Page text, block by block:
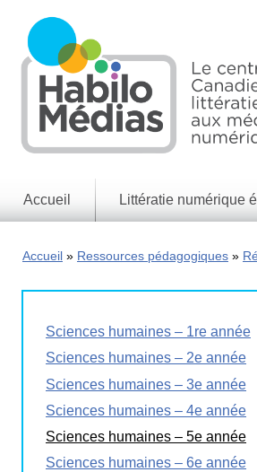
main
content
Accueil Littératie numérique
générales
des
Enjeux
Jeux
éducatifs
La
Semaine
éducation
médias
Accueil Ressources pédagogiques
Sciences humaines – 1re année
Sciences humaines – 2e année
Sciences humaines – 3e année
Sciences humaines – 4e année
Sciences humaines – 5e année
Sciences humaines – 6e année